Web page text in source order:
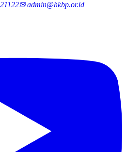
✉ admin@hkbp.or.id